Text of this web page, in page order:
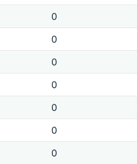
0
0
0
0
0
0
0